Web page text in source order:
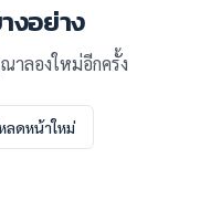
งอย่าง
าลองใหม่อีกครั้ง
ลดหน้าใหม่